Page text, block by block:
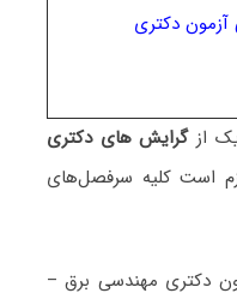
آزمون دکتری
از گرایش های دکتری
است کلیه سرفصل‌های
دکتری ﻣﻬﻨﺪسی ﺑﺮق –